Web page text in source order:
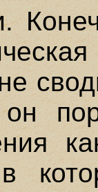
он
в